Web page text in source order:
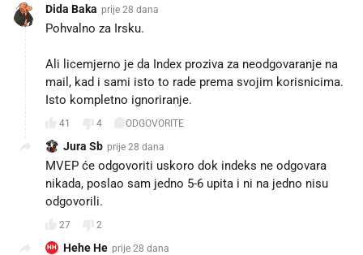
Dida Baka prije 28 dana
Pohvalno za Irsku.
Ali licemjerno je da Index proziva za neodgovaranje na
mail, kad i sami isto to rade prema svojim korisnicima.
Isto kompletno ignoriranje.
41 4 ODGOVORITE
Jura Sb prije 28 dana
MVEP će odgovoriti uskoro dok indeks ne odgovara
nikada, poslao sam jedno 5-6 upita i ni na jedno nisu
odgovorili.
27 2
HH Hehe He prije 28 dana